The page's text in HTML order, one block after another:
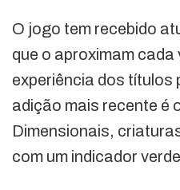
O jogo tem recebido
que o aproximam cada
experiência dos títulos
adição mais recente é
Dimensionais,
com um indicador